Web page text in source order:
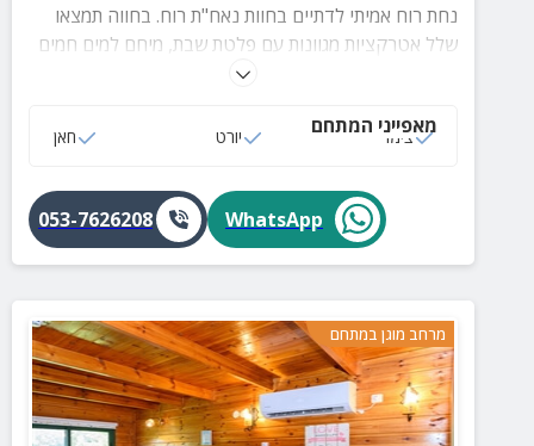
נחת רוח אמיתי לדתיים בחוות נאח"ת רוח. בחווה תמצאו
שלל אטרקציות מגוונות עם פלטת שבת, מיחם למים חמים
מאפייני המתחם
צימר יורט חאן
WhatsApp
053-7626208
מרחב מוגן במתחם